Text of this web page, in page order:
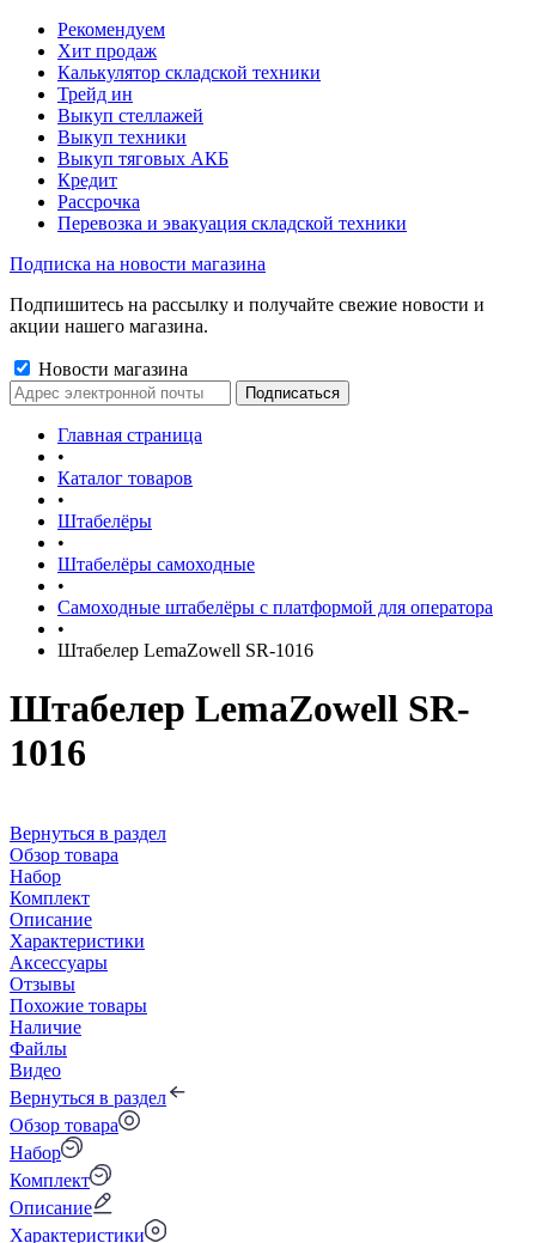
Рекомендуем
Хит продаж
Калькулятор складской техники
Трейд ин
Выкуп стеллажей
Выкуп техники
Выкуп тяговых АКБ
Кредит
Рассрочка
Перевозка и эвакуация складской техники
Подписка на новости магазина
Подпишитесь на рассылку и получайте свежие новости и
акции нашего магазина.
Новости магазина
Главная страница
•
Каталог товаров
•
Штабелёры
•
Штабелёры самоходные
•
Самоходные штабелёры с платформой для оператора
•
Штабелер LemaZowell SR-1016
Штабелер LemaZowell SR-
1016
Вернуться в раздел
Обзор товара
Набор
Комплект
Описание
Характеристики
Аксессуары
Отзывы
Похожие товары
Наличие
Файлы
Видео
Вернуться в раздел
Обзор товара
Набор
Комплект
Описание
Характеристики